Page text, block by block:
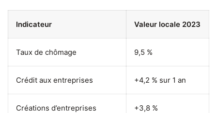
Indicateur Valeur locale 2023
Taux de chômage 9,5 %
Crédit aux entreprises +4,2 % sur 1 an
Créations d’entreprises +3,8 %